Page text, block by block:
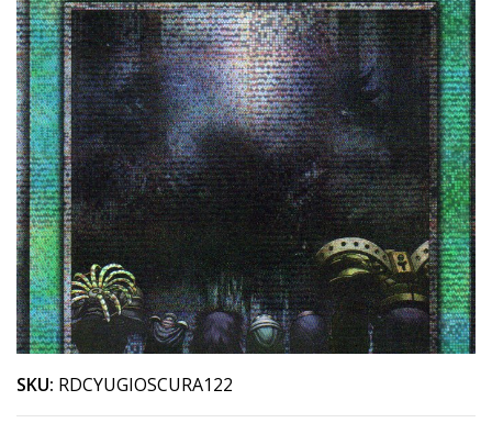
SKU: RDCYUGIOSCURA122